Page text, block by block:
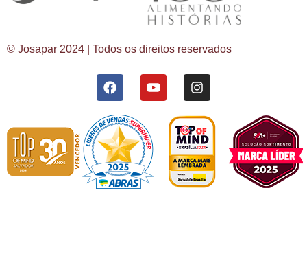
© Josapar 2024 | Todos os direitos reservados